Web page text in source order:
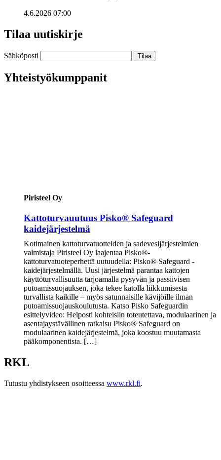
4.6.2026 07:00
Tilaa uutiskirje
Sähköposti
Yhteistyökumppanit
Piristeel Oy
Kattoturvauutuus Pisko® Safeguard
kaidejärjestelmä
Kotimainen kattoturvatuotteiden ja sadevesijärjestelmien
valmistaja Piristeel Oy laajentaa Pisko®-
kattoturvatuoteperhettä uutuudella: Pisko® Safeguard -
kaidejärjestelmällä. Uusi järjestelmä parantaa kattojen
käyttöturvallisuutta tarjoamalla pysyvän ja passiivisen
putoamissuojauksen, joka tekee katolla liikkumisesta
turvallista kaikille – myös satunnaisille kävijöille ilman
putoamissuojauskoulutusta. Katso Pisko Safeguardin
esittelyvideo: Helposti kohteisiin toteutettava, modulaarinen ja
asentajaystävällinen ratkaisu Pisko® Safeguard on
modulaarinen kaidejärjestelmä, joka koostuu muutamasta
pääkomponentista. […]
RKL
Tutustu yhdistykseen osoitteessa www.rkl.fi.